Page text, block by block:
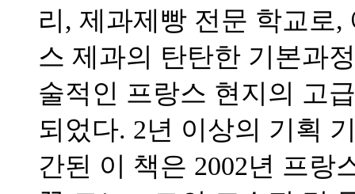
리, 제과제빵 전문 학교로
스 제과의 탄탄한 기본과
술적인 프랑스 현지의 고
되었다. 2년 이상의 기획
간된 이 책은 2002년 프랑